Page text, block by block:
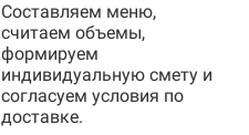
Составляем меню,
считаем объемы,
формируем
индивидуальную смету и
согласуем условия по
доставке.